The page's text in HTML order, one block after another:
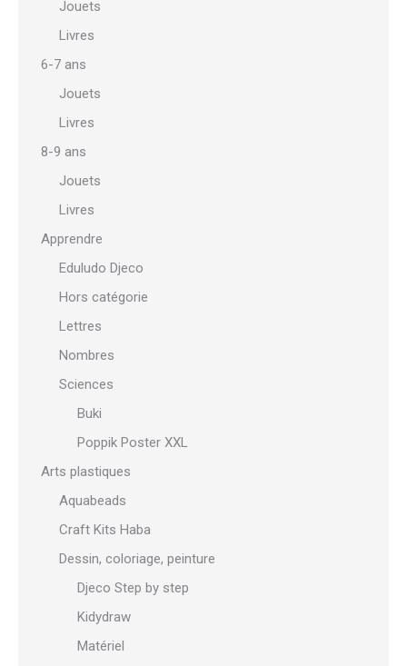
Jouets
Livres
6-7 ans
Jouets
Livres
8-9 ans
Jouets
Livres
Apprendre
Eduludo Djeco
Hors catégorie
Lettres
Nombres
Sciences
Buki
Poppik Poster XXL
Arts plastiques
Aquabeads
Craft Kits Haba
Dessin, coloriage, peinture
Djeco Step by step
Kidydraw
Matériel